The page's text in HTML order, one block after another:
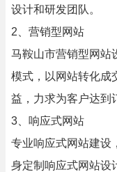
设计和研发团队。
2、营销型网站
马鞍山市营销型网站
模式，以网站转化成
益，力求为客户达到
3、响应式网站
专业响应式网站建设
身定制响应式网站设